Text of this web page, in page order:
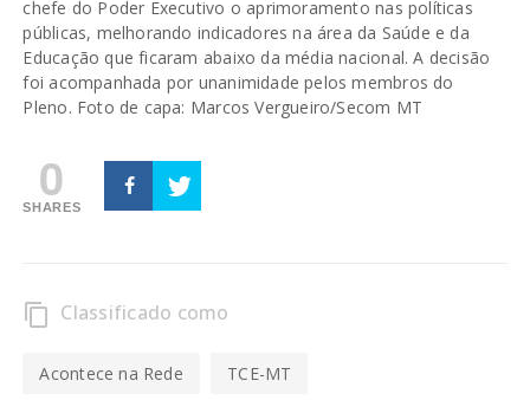
chefe do Poder Executivo o aprimoramento nas políticas
públicas, melhorando indicadores na área da Saúde e da
Educação que ficaram abaixo da média nacional. A decisão
foi acompanhada por unanimidade pelos membros do
Pleno. Foto de capa: Marcos Vergueiro/Secom MT
0
SHARES
content_copy Classificado como
Acontece na Rede TCE-MT